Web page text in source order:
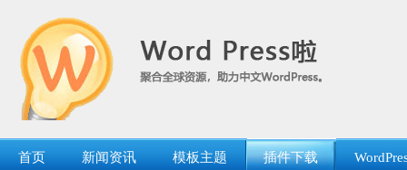
首页 新闻资讯 模板主题 插件下载